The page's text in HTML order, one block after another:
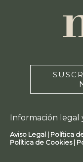
Información legal
Aviso Legal | Política
Política de Cookies |